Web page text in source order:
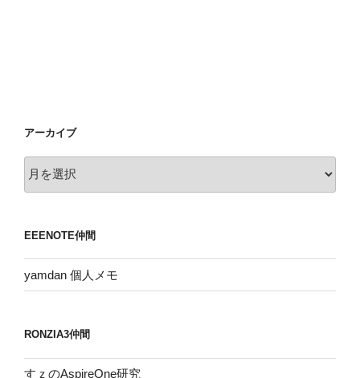
アーカイブ
ー
ブ
EEENOTE仲間
yamdan 個人メモ
RONZIA3仲間
すｚのAspireOne研究